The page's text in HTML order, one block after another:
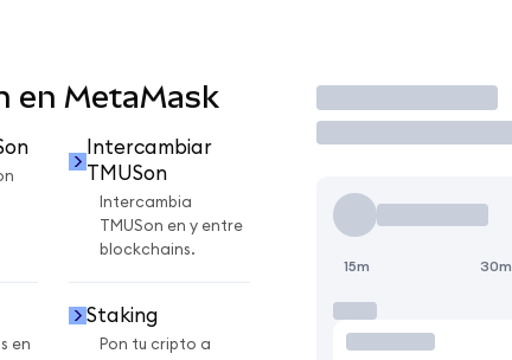
en MetaMask
Intercambiar
TMUSon
Intercambia
TMUSon en y entre
blockchains.
en
Staking
Pon tu cripto a
Operar
15m 30m